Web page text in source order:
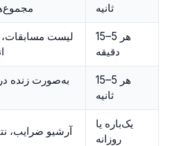
ثانیه
لیست
هر 5–15
دقیقه
هر 5–15
ثانیه
آرشیو ضرایب،
یک‌باره یا
روزانه